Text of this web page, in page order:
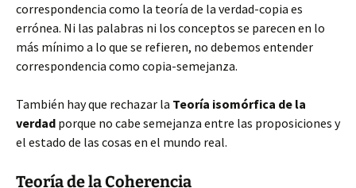
correspondencia como la teoría de la verdad-copia es
errónea. Ni las palabras ni los conceptos se parecen en lo
más mínimo a lo que se refieren, no debemos entender
correspondencia como copia-semejanza.
También hay que rechazar la Teoría isomórfica de la
verdad porque no cabe semejanza entre las proposiciones y
el estado de las cosas en el mundo real.
Teoría de la Coherencia